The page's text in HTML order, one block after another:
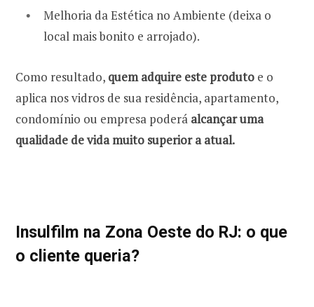
Melhoria da Estética no Ambiente (deixa o
local mais bonito e arrojado).
Como resultado, quem adquire este produto e o
aplica nos vidros de sua residência, apartamento,
condomínio ou empresa poderá alcançar uma
qualidade de vida muito superior a atual.
Insulfilm na Zona Oeste do RJ: o que
o cliente queria?